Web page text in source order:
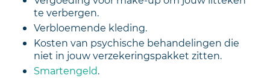
te verbergen.
Verbloemende kleding.
Kosten van psychische behandelingen die
niet in jouw verzekeringspakket zitten.
Smartengeld.